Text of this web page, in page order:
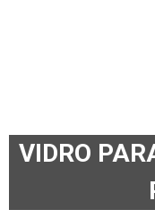
VIDRO